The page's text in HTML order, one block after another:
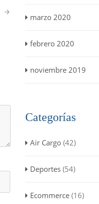
marzo 2020
febrero 2020
noviembre 2019
Categorías
Air Cargo(42)
Deportes(54)
Ecommerce(16)